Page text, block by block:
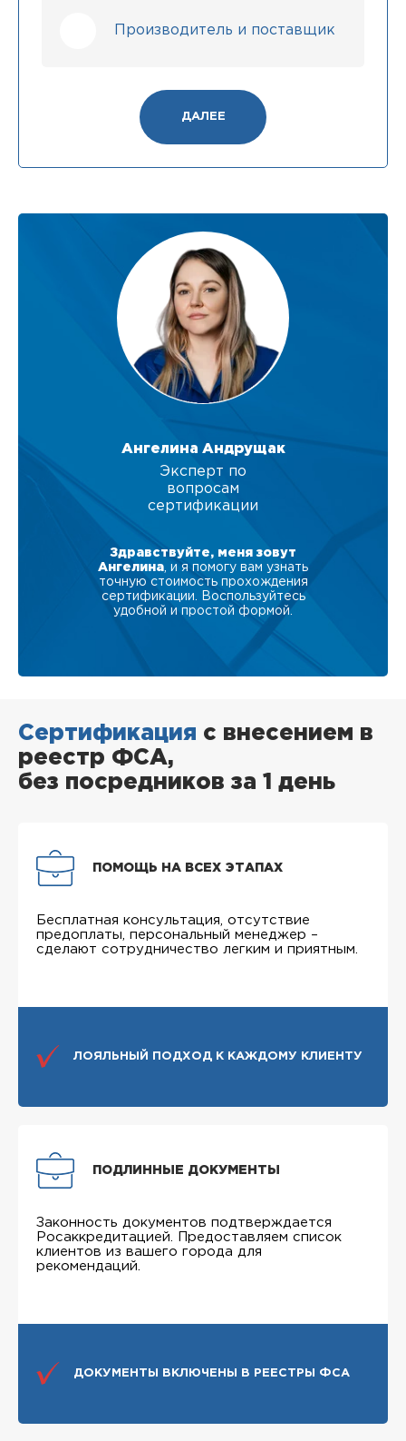
Производитель и поставщик
ДАЛЕЕ
Ангелина Андрущак
Эксперт по
вопросам
сертификации
Здравствуйте, меня зовут
Ангелина , и я помогу вам узнать
точную стоимость прохождения
сертификации. Воспользуйтесь
удобной и простой формой.
Сертификация с внесением в
реестр ФСА,
без посредников за 1 день
ПОМОЩЬ НА ВСЕХ ЭТАПАХ
Бесплатная консультация, отсутствие
предоплаты, персональный менеджер –
сделают сотрудничество легким и приятным.
ЛОЯЛЬНЫЙ ПОДХОД К КАЖДОМУ КЛИЕНТУ
ПОДЛИННЫЕ ДОКУМЕНТЫ
Законность документов подтверждается
Росаккредитацией. Предоставляем список
клиентов из вашего города для
рекомендаций.
ДОКУМЕНТЫ ВКЛЮЧЕНЫ В РЕЕСТРЫ ФСА